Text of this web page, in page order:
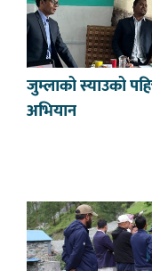
जुम्लाको स्याउको
अभियान